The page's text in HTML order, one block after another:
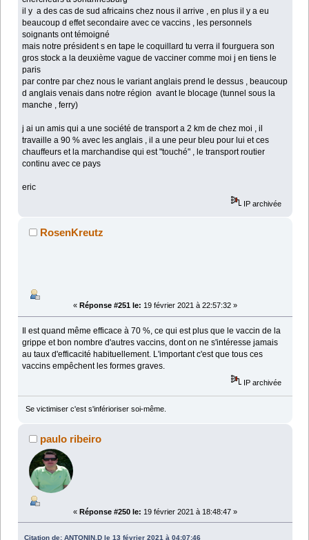
il y a des cas de sud africains chez nous il arrive , en plus il y a eu
beaucoup d effet secondaire avec ce vaccins , les personnels
soignants ont témoigné
mais notre président s en tape le coquillard tu verra il fourguera son
gros stock a la deuxième vague de vacciner comme moi j en tiens le
paris
par contre par chez nous le variant anglais prend le dessus , beaucoup
d anglais venais dans notre région avant le blocage (tunnel sous la
manche , ferry)
j ai un amis qui a une société de transport a 2 km de chez moi , il
travaille a 90 % avec les anglais , il a une peur bleu pour lui et ces
chauffeurs et la marchandise qui est "touché" , le transport routier
continu avec ce pays
eric
IP archivée
RosenKreutz
« Réponse #251 le: 19 février 2021 à 22:57:32 »
Il est quand même efficace à 70 %, ce qui est plus que le vaccin de la
grippe et bon nombre d'autres vaccins, dont on ne s'intéresse jamais
au taux d'efficacité habituellement. L'important c'est que tous ces
vaccins empêchent les formes graves.
IP archivée
Se victimiser c'est s'inférioriser soi-même.
paulo ribeiro
« Réponse #250 le: 19 février 2021 à 18:48:47 »
Citation de: ANTONIN.D le 13 février 2021 à 04:07:46